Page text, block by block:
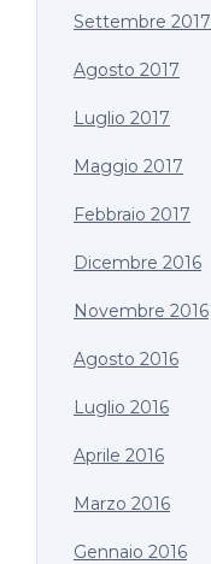
Settembre 2017
Agosto 2017
Luglio 2017
Maggio 2017
Febbraio 2017
Dicembre 2016
Novembre 2016
Agosto 2016
Luglio 2016
Aprile 2016
Marzo 2016
Gennaio 2016